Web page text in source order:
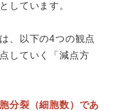
しています。
、以下の4つの観点
していく「減点方
分裂（細胞数）であ